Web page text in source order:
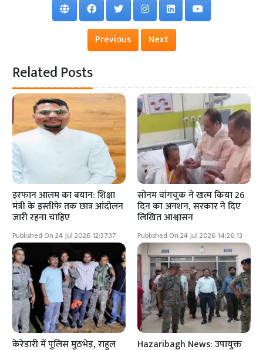
Previous Next
Related Posts
इरफान आलम का बयान: शिक्षा
मंत्री के इस्तीफे तक छात्र आंदोलन
जारी रहना चाहिए
Published On 24 Jul 2026 12:37:37
सोनम वांगचुक ने खत्म किया 26
दिन का अनशन, सरकार ने दिए
लिखित आश्वासन
Published On 24 Jul 2026 14:26:13
केरेडारी में पुलिस मुठभेड़, राहुल Hazaribagh News: उपायुक्त